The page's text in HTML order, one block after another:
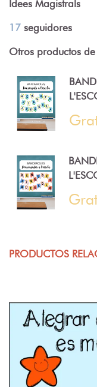
Idees Magistrals
17 seguidores
Otros productos
PRODUCTOS